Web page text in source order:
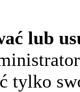
lub
tylko